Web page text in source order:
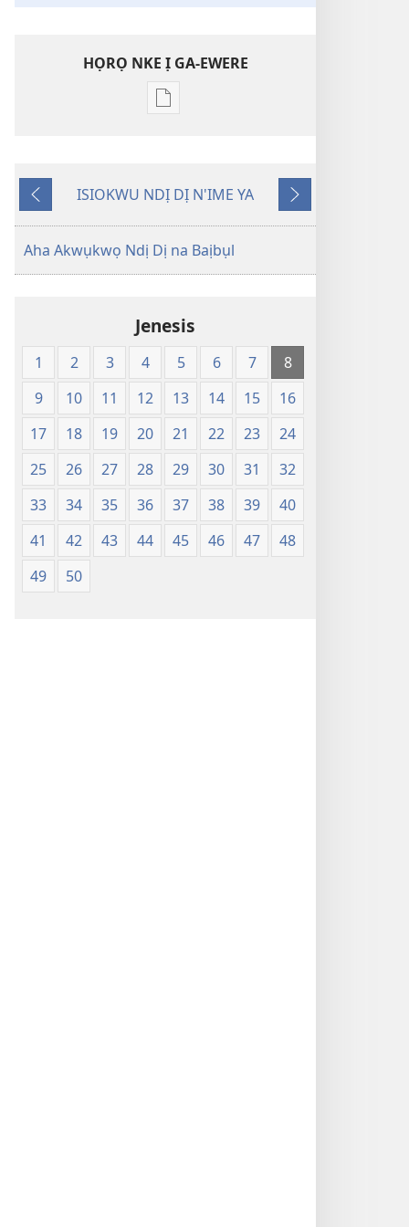
HỌRỌ NKE Ị GA-EWERE
Họrọ
ga-
Baịbụl
Nsọ
Ụwa
Ọhụrụ
nke
Akwụkwọ
Nsọ
(Nke
Mkpo
Ya
Dị
Fere
Fere)
Laghachi
ISIOKWU NDỊ DỊ N'IME YA
Gaa
n'Ọzọ
Aha Akwụkwọ Ndị Dị na Baịbụl
Jenesis
1 2 3 4 5 6 7
8
9
10 11 12 13 14 15
16
17
18 19 20 21 22 23
24
25
26 27 28 29 30 31
32
33
34 35 36 37 38 39
40
41
42 43 44 45 46 47
48
49
50